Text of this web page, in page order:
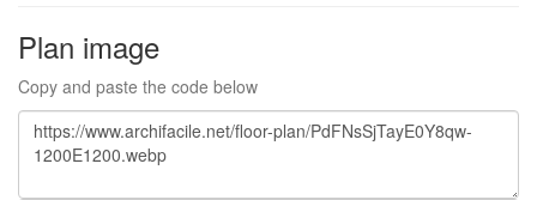
Plan image
Copy and paste the code below